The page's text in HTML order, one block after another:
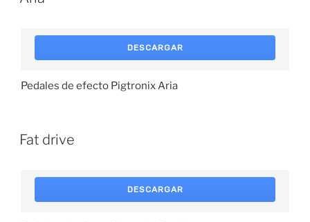
DESCARGAR
Pedales de efecto Pigtronix Aria
Fat drive
DESCARGAR